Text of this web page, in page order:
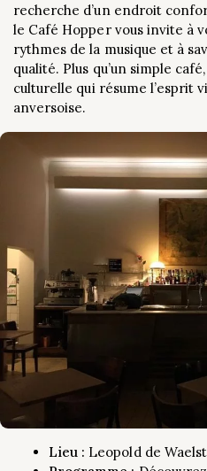
recherche d’un endroit
le Café Hopper vous invite à
rythmes de la musique et à
qualité. Plus qu’un simple
culturelle qui résume l’esprit
anversoise.
Lieu : Leopold de